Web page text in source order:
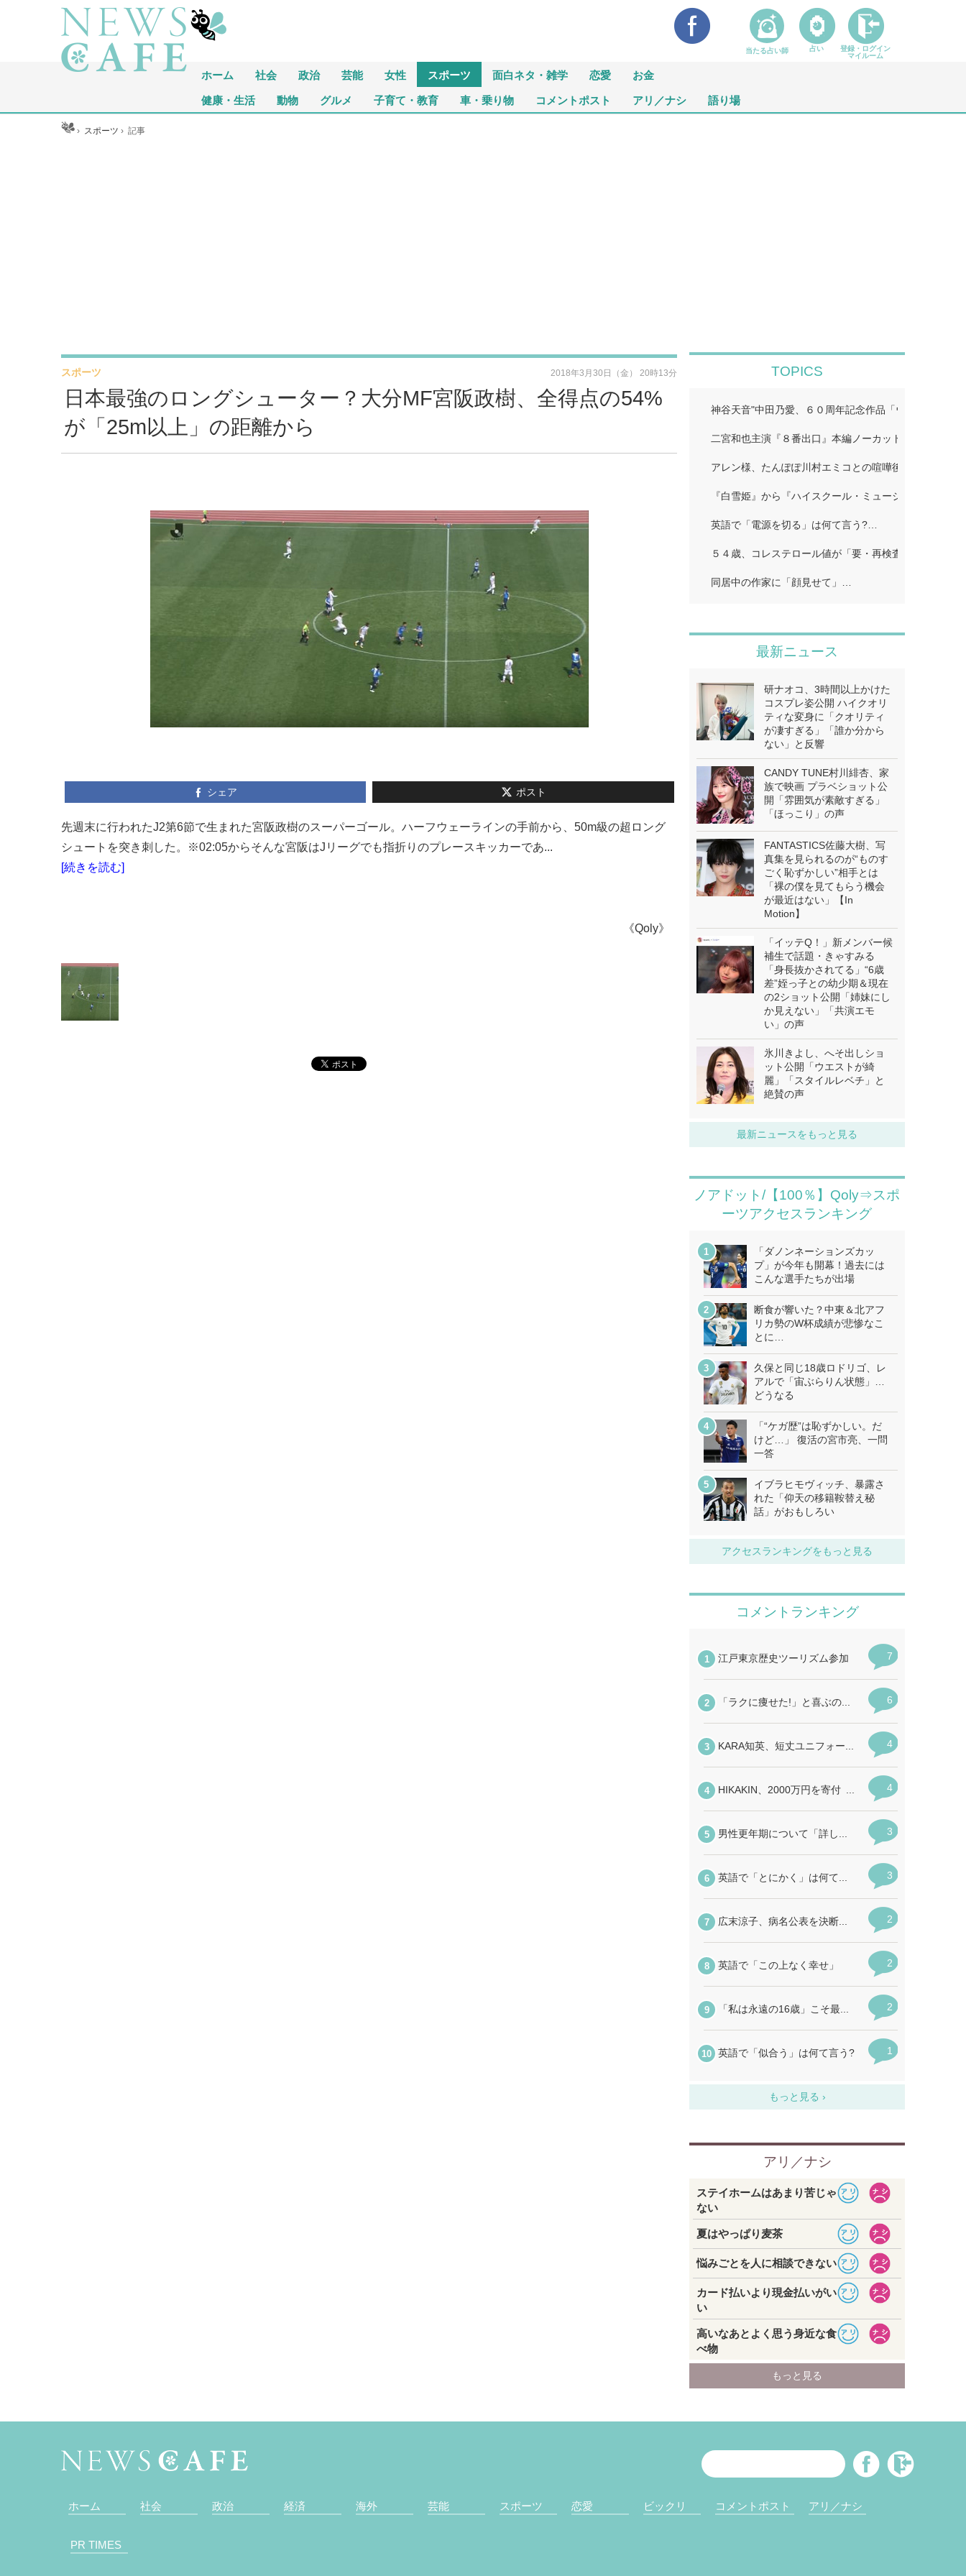
ホーム 社会 政治 芸能 女性 スポーツ 面白ネタ・雑学 恋愛 お金
健康・生活 動物 グルメ 子育て・教育 車・乗り物 コメントポスト アリ／ナシ 語り場
ホーム › スポーツ ›記事
日本最強のロングシューター？大分MF宮阪政樹、全得点の54%
が「25m以上」の距離から
スポーツ 2018年3月30日（金） 20時13分
シェア ポスト
先週末に行われたJ2第6節で生まれた宮阪政樹のスーパーゴール。ハーフウェーラインの手前から、50m級の超ロング
シュートを突き刺した。※02:05からそんな宮阪はJリーグでも指折りのプレースキッカーであ...
[続きを読む]
《Qoly》
TOPICS
神谷天音"中田乃愛、６０周年記念作品「ウルトラマン
二宮和也主演『８番出口』本編ノーカット地上波初放
アレン様、たんぽぽ川村エミコとの喧嘩後に「初めて
『白雪姫』から『ハイスクール・ミュージカル/ザ・ム
英語で「電源を切る」は何て言う?…
５４歳、コレステロール値が「要・再検査」…
同居中の作家に「顔見せて」…
最新ニュース
研ナオコ、3時間以上かけた
コスプレ姿公開 ハイクオリ
ティな変身に「クオリティ
が凄すぎる」「誰か分から
ない」と反響
CANDY TUNE村川緋杏、家
族で映画 プラベショット公
開「雰囲気が素敵すぎる」
「ほっこり」の声
FANTASTICS佐藤大樹、写
真集を見られるのが“ものす
ごく恥ずかしい”相手とは
「裸の僕を見てもらう機会
が最近はない」【In
Motion】
「イッテQ！」新メンバー候
補生で話題・きゃすみる
「身長抜かされてる」“6歳
差”姪っ子との幼少期＆現在
の2ショット公開「姉妹にし
か見えない」「共演エモ
い」の声
氷川きよし、へそ出しショ
ット公開「ウエストが綺
麗」「スタイルレベチ」と
絶賛の声
最新ニュースをもっと見る
ノアドット/【100％】Qoly⇒スポ
ーツアクセスランキング
「ダノンネーションズカッ
プ」が今年も開幕！過去には
こんな選手たちが出場
断食が響いた？中東＆北アフ
リカ勢のW杯成績が悲惨なこ
とに…
久保と同じ18歳ロドリゴ、レ
アルで「宙ぶらりん状態」…
どうなる
「“ケガ歴”は恥ずかしい。だ
けど…」 復活の宮市亮、一問
一答
イブラヒモヴィッチ、暴露さ
れた「仰天の移籍鞍替え秘
話」がおもしろい
アクセスランキングをもっと見る
ホーム 社会 政治 経済 海外 芸能 スポーツ 恋愛 ビックリ コメントポスト アリ／ナシ
PR TIMES
当たる占い師 占い
登録・ログイン
マイルーム